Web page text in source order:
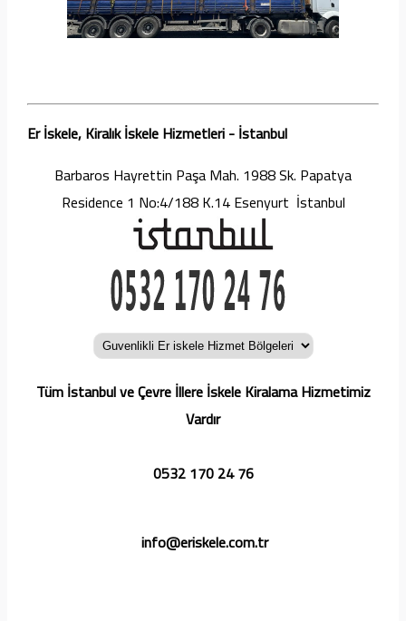
Er İskele, Kiralık İskele Hizmetleri - İstanbul
Barbaros Hayrettin Paşa Mah. 1988 Sk. Papatya
Residence 1 No:4/188 K.14 Esenyurt İstanbul
Tüm İstanbul ve Çevre İllere İskele Kiralama Hizmetimiz
Vardır
0532 170 24 76
info@eriskele.com.tr